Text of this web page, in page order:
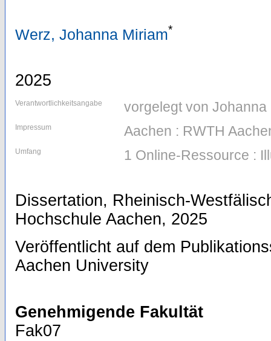
Werz, Johanna Miriam*
2025
Verantwortlichkeitsangabe vorgelegt von Johanna
Impressum Aachen : RWTH
Umfang 1 Online-Ressource :
Dissertation, Rheinisch-
Hochschule Aachen, 2025
Veröffentlicht auf dem
Aachen University
Genehmigende Fakultät
Fak07